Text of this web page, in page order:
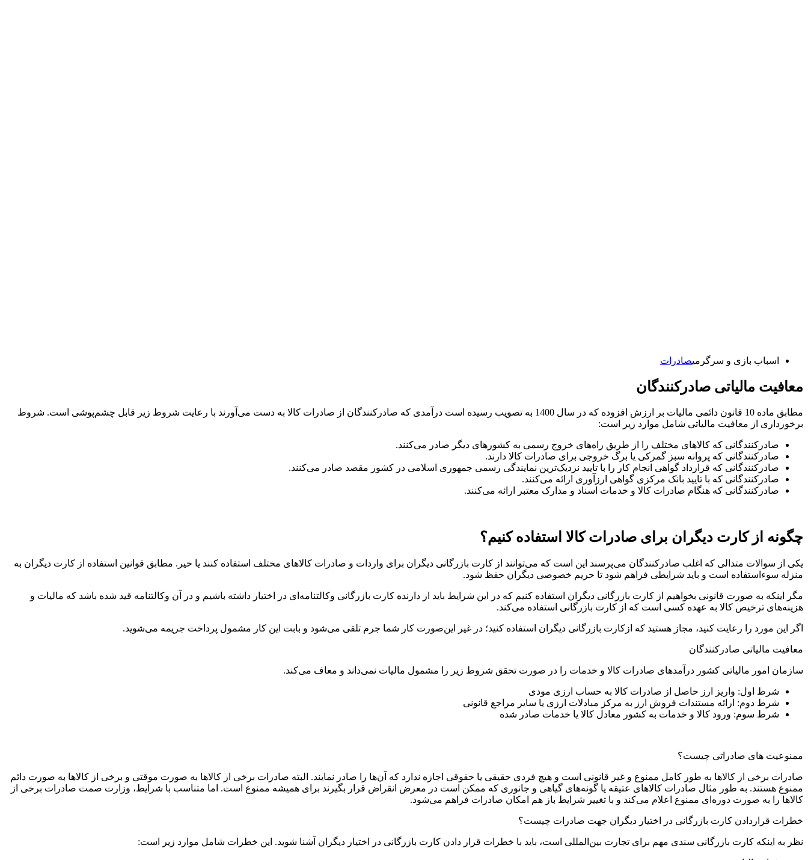
اسباب بازی و سرگرمیصادرات
معافیت مالیاتی صادرکنندگان
مطابق ماده 10 قانون دائمی مالیات بر ارزش افزوده که در سال 1400 به تصویب رسیده است درآمدی که صادرکنندگان از صادرات کالا به دست می‌آورند با رعایت شروط زیر قابل چشم‌پوشی است. شروط
برخورداری از معافیت مالیاتی شامل موارد زیر است:
صادرکنندگانی که کالاهای مختلف را از طریق راه‌های خروج رسمی به کشورهای دیگر صادر می‌کنند.
صادرکنندگانی که پروانه سبز گمرکی یا برگ خروجی برای صادرات کالا دارند.
صادرکنندگانی که قرارداد گواهی انجام کار را با تایید نزدیک‌ترین نمایندگی رسمی جمهوری اسلامی در کشور مقصد صادر می‌کنند.
صادرکنندگانی که با تایید بانک مرکزی گواهی ارزآوری ارائه می‌کنند.
صادرکنندگانی که هنگام صادرات کالا و خدمات اسناد و مدارک معتبر ارائه می‌کنند.
چگونه از کارت دیگران برای صادرات کالا استفاده کنیم؟
یکی از سوالات متدالی که اغلب صادرکنندگان می‌پرسند این است که می‌توانند از کارت بازرگانی دیگران برای واردات و صادرات کالاهای مختلف استفاده کنند یا خیر. مطابق قوانین استفاده از کارت دیگران به
منزله سوءاستفاده است و باید شرایطی فراهم شود تا حریم خصوصی دیگران حفظ شود.
مگر اینکه به صورت قانونی بخواهیم از کارت بازرگانی دیگران استفاده کنیم که در این شرایط باید از دارنده کارت بازرگانی وکالتنامه‌ای در اختیار داشته باشیم و در آن وکالتنامه قید شده باشد که مالیات و
هزینه‌های ترخیص کالا به عهده کسی است که از کارت بازرگانی استفاده می‌کند.
اگر این مورد را رعایت کنید، مجاز هستید که ازکارت بازرگانی دیگران استفاده کنید؛ در غیر این‌صورت کار شما جرم تلقی می‌شود و بابت این کار مشمول پرداخت جریمه می‌شوید.
معافیت مالیاتی صادرکنندگان
سازمان امور مالیاتی کشور درآمدهای صادرات کالا و خدمات را در صورت تحقق شروط زیر را مشمول مالیات نمی‌داند و معاف می‌کند.
شرط اول: واریز ارز حاصل از صادرات کالا به حساب ارزی مودی
شرط دوم: ارائه مستندات فروش ارز به مرکز مبادلات ارزی یا سایر مراجع قانونی
شرط سوم: ورود کالا و خدمات به کشور معادل کالا یا خدمات صادر شده
ممنوعیت های صادراتی چیست؟
صادرات برخی از کالاها به طور کامل ممنوع و غیر قانونی است و هیچ فردی حقیقی یا حقوقی اجازه ندارد که آن‌ها را صادر نمایند. البته صادرات برخی از کالاها به صورت موقتی و برخی از کالاها به صورت دائم
ممنوع هستند. به طور مثال صادرات کالاهای عتیقه یا گونه‌های گیاهی و جانوری که ممکن است در معرض انقراض قرار بگیرند برای همیشه ممنوع است. اما متناسب با شرایط، وزارت صمت صادرات برخی از
کالاها را به صورت دوره‌ای ممنوع اعلام می‌کند و با تغییر شرایط باز هم امکان صادرات فراهم می‌شود.
خطرات قراردادن کارت بازرگانی در اختیار دیگران جهت صادرات چیست؟
نظر به اینکه کارت بازرگانی سندی مهم برای تجارت بین‌المللی است، باید با خطرات قرار دادن کارت بازرگانی در اختیار دیگران آشنا شوید. این خطرات شامل موارد زیر است: